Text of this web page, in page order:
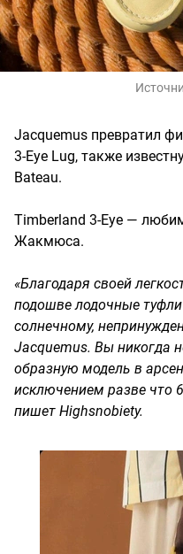
Jacquemus превратил
3-Eye Lug, также
Bateau.
Timberland 3-Eye —
Жакмюса.
«Благодаря своей
подошве лодочные
солнечному,
Jacquemus. Вы никогда
образную модель в
исключением разве что
пишет Highsnobiety.